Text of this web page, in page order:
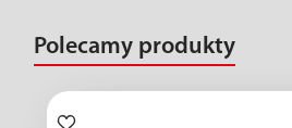
Polecamy produkty